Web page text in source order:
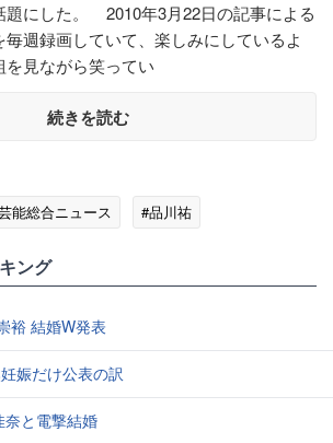
題にした。 2010年3月22日の記事による
週録画していて、楽しみにしているよ
見ながら笑ってい
続きを読む
能総合ニュース #品川祐
ング
裕 結婚W発表
娠だけ公表の訳
と電撃結婚